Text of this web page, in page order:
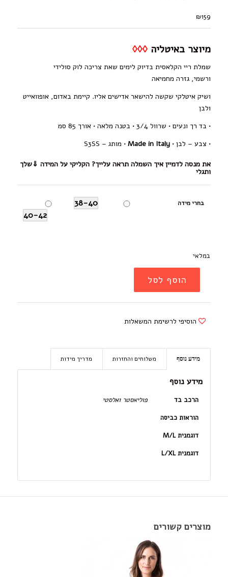
₪159
מיוצר באיטליה ◊◊◊
שמלת ריי הקלאסית בדיוק לימים שאת צריכה לוק סולידי
ורשמי, גזרה מחמיאה
ושיק איטלקי שקשה להישאר אדישים אליו. קיימת באדום, אופוואייט
ולבן
• בד רך ונעים • שרוול 3/4 •
בטנה מלאה • אורך 85 סמ
• צבע – לבן • Made in Italy
• מותג – S3SS
את מנסה לדמיין איך השמלה תראה עלייך? הקליקי על המידה ⇓שלך
ותגלי
בחרי מידה
38-40
40-42
במלאי
הוסף לסל
הוסיפי לרשימת המשאלות
מידע נוסף משלוחים והחזרות מדריך מידות
מידע נוסף
הרכב בד
פוליאסטר ואלסטי
הוראות כביסה
דוגמנית M/L
דוגמנית L/XL
מוצרים קשורים